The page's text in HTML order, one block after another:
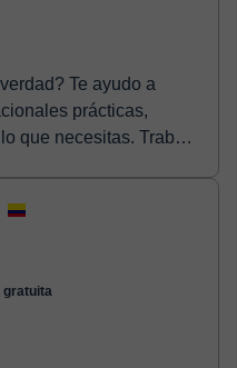
Te ayudo a
prácticas,
que necesitas. Trabajo
gratuita